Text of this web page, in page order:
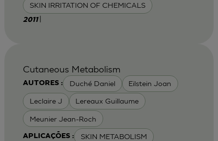
SKIN IRRITATION OF CHEMICALS
2011
AUTORES : Duché Daniel Eilstein Joan
Leclaire J Lereaux Guillaume
Meunier Jean-Roch
APLICAÇÕES : SKIN METABOLISM
Cutaneous Metabolism